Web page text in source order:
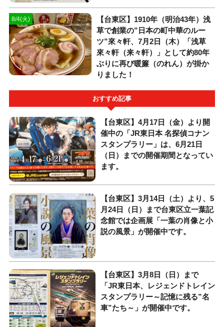
8/4(火)
【台東区】1910年（明治43年）浅
草で創業の”日本の町中華のルー
ツ”來々軒、7月2日（木）「浅草
來々軒（来々軒）」として約80年
ぶりに再び暖簾（のれん）が掛か
りました！
おすすめ記事
【台東区】4月17日（金）より開
催中の「JR東日本 名探偵コナン
スタンプラリー」は、6月21日
（日）までの開催期間となってい
ます。
【台東区】3月14日（土）より、5
月24日（日）まで台東区立一葉記
念館では企画展「一葉の肖像と小
説の風景」が開催中です。
【台東区】3月8日（日）まで
「JR東日本、レジェンドトレイン
スタンプラリー～記憶に残る”名
車”たち～」が開催中です。